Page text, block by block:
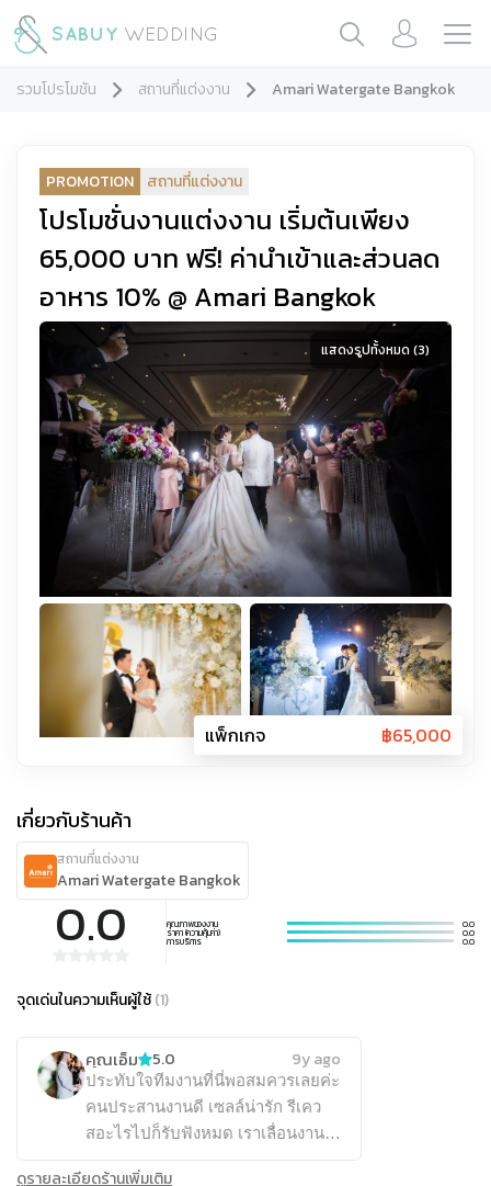
รวมโปรโมชัน สถานที่แต่งงาน Amari Watergate Bangkok
PROMOTION สถานที่แต่งงาน
โปรโมชั่นงานแต่งงาน เริ่มต้นเพียง
65,000 บาท ฟรี! ค่านำเข้าและส่วนลด
อาหาร 10% @ Amari Bangkok
แสดงรูปทั้งหมด (3)
แพ็กเกจ ฿65,000
เกี่ยวกับร้านค้า
สถานที่แต่งงาน
Amari Watergate Bangkok
0.0 คุณภาพของงาน 0.0
ราคา (ความคุ้มค่า) 0.0
การบริการ 0.0
จุดเด่นในความเห็นผู้ใช้(1)
คุณเอ็ม 5.0 9y ago
ประทับใจทีมงานที่นี่พอสมควรเลยค่ะ
คนประสานงานดี เซลล์น่ารัก รีเคว
สอะไรไปก็รับฟังหมด เราเลื่อนงาน
ดูรายละเอียดร้านเพิ่มเติม